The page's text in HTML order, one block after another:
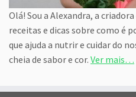
Olá! Sou a Alexandra, a
receitas e dicas sobre como é
que ajuda a nutrir e cuidar do
cheia de sabor e cor. Ver mais…